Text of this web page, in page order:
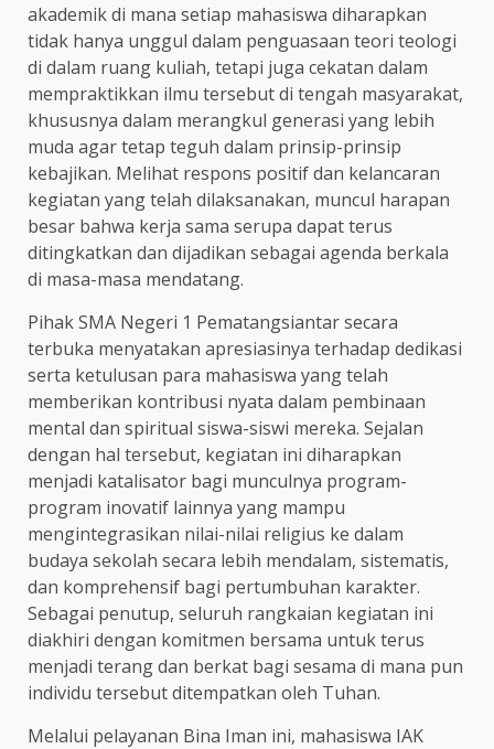
akademik di mana setiap mahasiswa diharapkan
tidak hanya unggul dalam penguasaan teori teologi
di dalam ruang kuliah, tetapi juga cekatan dalam
mempraktikkan ilmu tersebut di tengah masyarakat,
khususnya dalam merangkul generasi yang lebih
muda agar tetap teguh dalam prinsip-prinsip
kebajikan. Melihat respons positif dan kelancaran
kegiatan yang telah dilaksanakan, muncul harapan
besar bahwa kerja sama serupa dapat terus
ditingkatkan dan dijadikan sebagai agenda berkala
di masa-masa mendatang.
Pihak SMA Negeri 1 Pematangsiantar secara
terbuka menyatakan apresiasinya terhadap dedikasi
serta ketulusan para mahasiswa yang telah
memberikan kontribusi nyata dalam pembinaan
mental dan spiritual siswa-siswi mereka. Sejalan
dengan hal tersebut, kegiatan ini diharapkan
menjadi katalisator bagi munculnya program-
program inovatif lainnya yang mampu
mengintegrasikan nilai-nilai religius ke dalam
budaya sekolah secara lebih mendalam, sistematis,
dan komprehensif bagi pertumbuhan karakter.
Sebagai penutup, seluruh rangkaian kegiatan ini
diakhiri dengan komitmen bersama untuk terus
menjadi terang dan berkat bagi sesama di mana pun
individu tersebut ditempatkan oleh Tuhan.
Melalui pelayanan Bina Iman ini, mahasiswa IAK